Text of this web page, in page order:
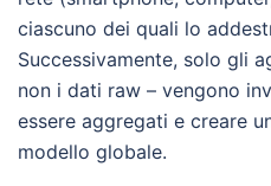
ciascuno dei quali lo
Successivamente, solo gli
non i dati raw – vengono
essere aggregati e creare
modello globale.